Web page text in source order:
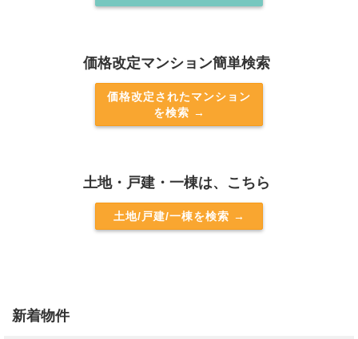
価格改定マンション簡単検索
価格改定されたマンション
を検索 →
土地・戸建・一棟は、こちら
土地/戸建/一棟を検索 →
新着物件